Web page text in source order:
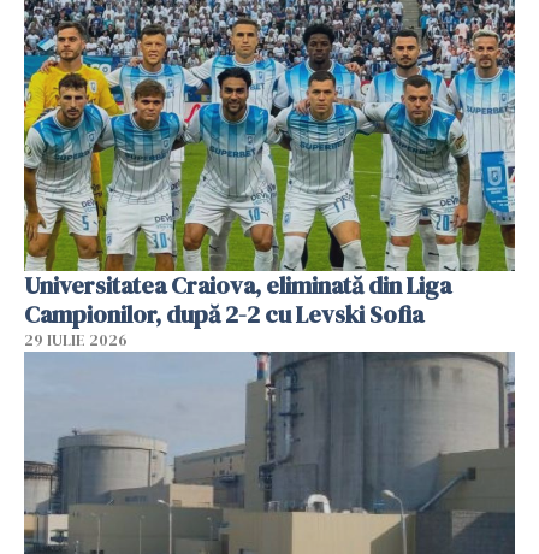
Universitatea Craiova, eliminată din Liga
Campionilor, după 2-2 cu Levski Sofia
29 IULIE 2026